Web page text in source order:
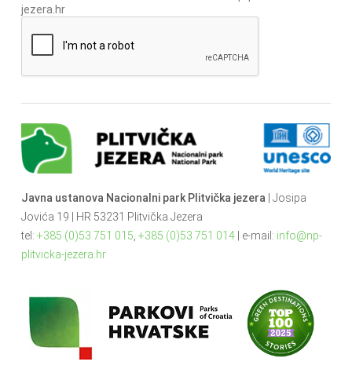
jezera.hr
Javna ustanova Nacionalni park Plitvička jezera | Josipa
Jovića 19 | HR 53231 Plitvička Jezera
tel: +385 (0)53 751 015 +385 (0)53 751 014| e-mail: info@np-
plitvicka-jezera.hr